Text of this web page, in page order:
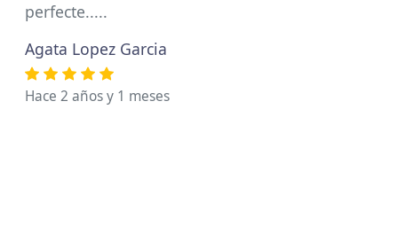
perfecte.....
Agata Lopez Garcia
Hace 2 años y 1 meses